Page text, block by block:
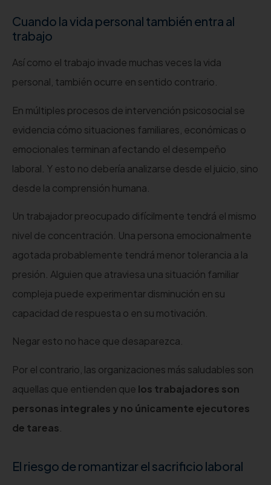
Cuando la vida personal también entra al
trabajo
Así como el trabajo invade muchas veces la vida
personal, también ocurre en sentido contrario.
En múltiples procesos de intervención psicosocial se
evidencia cómo situaciones familiares, económicas o
emocionales terminan afectando el desempeño
laboral. Y esto no debería analizarse desde el juicio, sino
desde la comprensión humana.
Un trabajador preocupado difícilmente tendrá el mismo
nivel de concentración. Una persona emocionalmente
agotada probablemente tendrá menor tolerancia a la
presión. Alguien que atraviesa una situación familiar
compleja puede experimentar disminución en su
capacidad de respuesta o en su motivación.
Negar esto no hace que desaparezca.
Por el contrario, las organizaciones más saludables son
aquellas que entienden que los trabajadores son
personas integrales y no únicamente ejecutores
de tareas
El riesgo de romantizar el sacrificio laboral